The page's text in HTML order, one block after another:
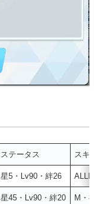
ステータス スキ
星5・Lv90・絆26 ALLM
星45・Lv90・絆20 M・8